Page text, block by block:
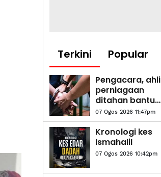
Terkini Popular
Pengacara, ahli
perniagaan
ditahan bantu
siasatan audio
siar sentuh
sensitiviti
agama
07 Ogos 2026 11:47pm
Kronologi kes
Ismahalil
07 Ogos 2026 10:42pm